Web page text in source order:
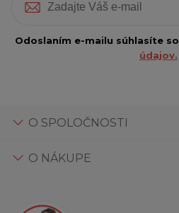
Odoslaním e-mailu súhlasíte so
údajov.
O SPOLOČNOSTI
O NÁKUPE